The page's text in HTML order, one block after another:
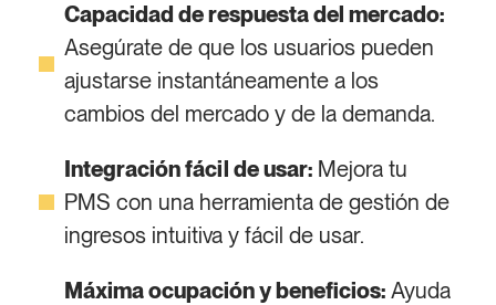
Capacidad de respuesta del mercado:
Asegúrate de que los usuarios pueden
ajustarse instantáneamente a los
cambios del mercado y de la demanda.
Integración fácil de usar:Mejora tu
PMS con una herramienta de gestión de
ingresos intuitiva y fácil de usar.
Máxima ocupación y beneficios:Ayuda